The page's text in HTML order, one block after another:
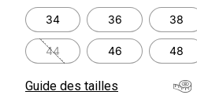
34 36 38
44 46 48
Guide des tailles